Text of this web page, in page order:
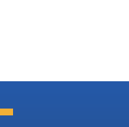
sui pazienti, i disegni
componenti...